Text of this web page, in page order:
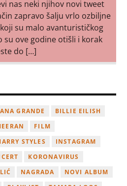
nas neki njihov novi tweet
zapravo šalju vrlo ozbiljne
su malo avanturističkog
su ove godine otišli i korak
do […]
GRANDE
BILLIE EILISH
FILM
STYLES
INSTAGRAM
KORONAVIRUS
NAGRADA
NOVI ALBUM